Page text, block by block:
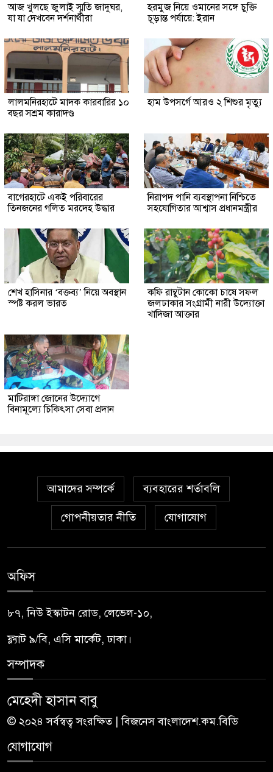
আজ খুলছে জুলাই স্মৃতি জাদুঘর,
যা যা দেখবেন দর্শনার্থীরা
হরমুজ নিয়ে ওমানের সঙ্গে চুক্তি
চূড়ান্ত পর্যায়ে: ইরান
লালমনিরহাটে মাদক কারবারির ১০
বছর সশ্রম কারাদণ্ড
হাম উপসর্গে আরও ২ শিশুর মৃত্যু
‎বাগেরহাটে একই পরিবারের
তিনজনের গলিত মরদেহ উদ্ধার
নিরাপদ পানি ব্যবস্থাপনা নিশ্চিতে
সহযোগিতার আশ্বাস প্রধানমন্ত্রীর
শেখ হাসিনার ‘বক্তব্য’ নিয়ে অবস্থান
স্পষ্ট করল ভারত
কফি রাম্বুটান কোকো চাষে সফল
জলঢাকার সংগ্রামী নারী উদ্যোক্তা
খাদিজা আক্তার
মাটিরাঙ্গা জোনের উদ্যোগে
বিনামূল্যে চিকিৎসা সেবা প্রদান
আমাদের সম্পর্কে ব্যবহারের শর্তাবলি
গোপনীয়তার নীতি যোগাযোগ
অফিস
৮৭, নিউ ইস্কাটন রোড, লেভেল-১০,
ফ্ল্যাট ৯/বি, এসি মার্কেট, ঢাকা।
সম্পাদক
মেহেদী হাসান বাবু
© ২০২৪ সর্বস্বত্ব সংরক্ষিত | বিজনেস বাংলাদেশ.কম.বিডি
যোগাযোগ